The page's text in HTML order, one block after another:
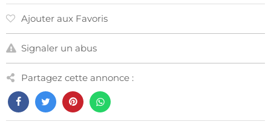
Ajouter aux Favoris
Signaler un abus
Partagez cette annonce :